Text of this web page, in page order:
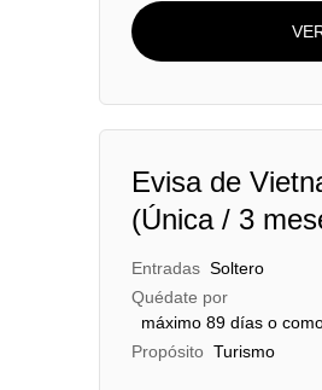
Evisa de
(Única / 3
Entradas Soltero
Quédate por
máximo 89 días o
Propósito Turismo